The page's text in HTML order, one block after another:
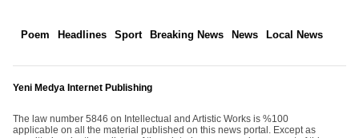
Poem Headlines Sport Breaking News News Local News
Yeni Medya Internet Publishing
The law number 5846 on Intellectual and Artistic Works is %100
applicable on all the material published on this news portal. Except as